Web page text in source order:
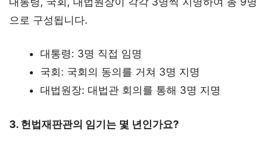
으로 구성됩니다.
대통령: 3명 직접 임명
국회: 국회의 동의를 거쳐 3명 지명
대법원장: 대법관 회의를 통해 3명 지명
3. 헌법재판관의 임기는 몇 년인가요?